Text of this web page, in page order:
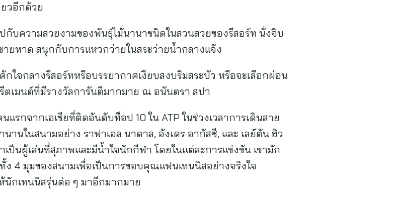
วอีกด้วย
กับความสวยงามของพันธุ์ไม้นานาชนิดในสวนสวยของรีสอร์ท นั่งจิบ
ายหาด สนุกกับการแหวกว่ายในสระว่ายน้ำกลางแจ้ง
ใจกลางรีสอร์ทหรือบรรยากาศเงียบสงบริมสระบัว หรือจะเลือกผ่อน
ตเมนต์ที่มีรางวัลการันตีมากมาย ณ อนันตรา สปา
รกจากเอเชียที่ติดอันดับท็อป 10 ใน ATP ในช่วงเวลาการเดินสาย
านในสนามอย่าง ราฟาเอล นาดาล, อังเดร อากัสซี, และ เลย์ตัน ฮิว
ป็นผู้เล่นที่สุภาพและมีน้ำใจนักกีฬา โดยในแต่ละการแข่งขัน เขามัก
4 มุมของสนามเพื่อเป็นการขอบคุณแฟนเทนนิสอย่างจริงใจ
นักเทนนิสรุ่นต่อ ๆ มาอีกมากมาย